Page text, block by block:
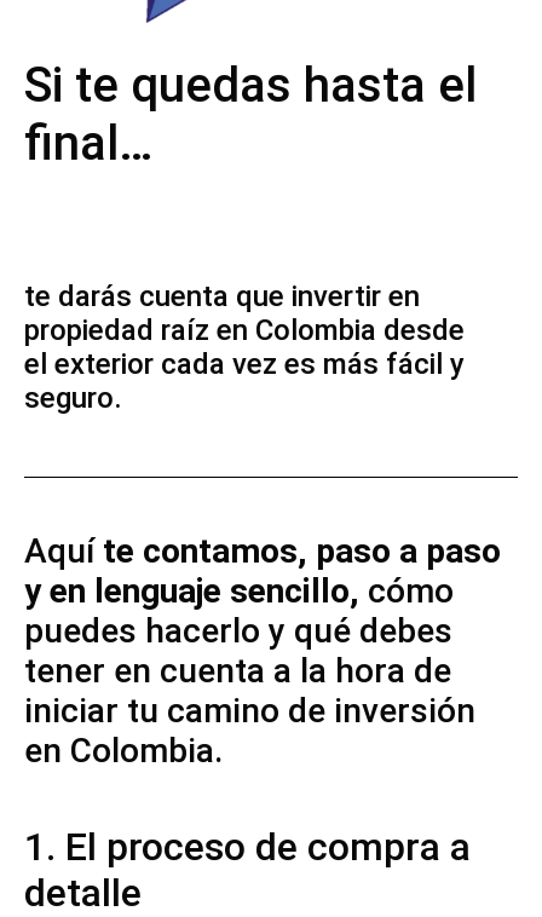
Si te quedas hasta el
final…
te darás cuenta que invertir en
propiedad raíz en Colombia desde
el exterior cada vez es más fácil y
seguro.
Aquíte contamos, paso a paso
y en lenguaje sencillo, cómo
puedes hacerlo y qué debes
tener en cuenta a la hora de
iniciar tu camino de inversión
en Colombia.
1. El proceso de compra a
detalle